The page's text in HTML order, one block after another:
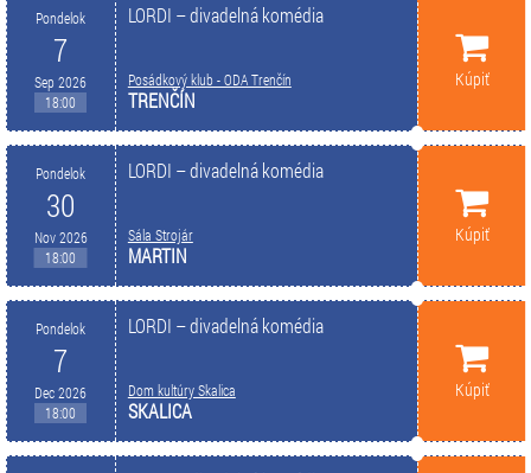
Pondelok
7
Sep 2026
18:00
LORDI – divadelná komédia
Posádkový klub - ODA Trenčín
TRENČÍN
Kúpiť
Pondelok
30
Nov 2026
18:00
LORDI – divadelná komédia
Sála Strojár
MARTIN
Kúpiť
Pondelok
7
Dec 2026
18:00
LORDI – divadelná komédia
Dom kultúry Skalica
SKALICA
Kúpiť